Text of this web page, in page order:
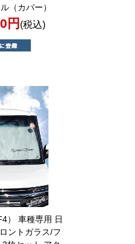
（カバー）
円 (税込)
） 車種専用 日
ントガラス/フ